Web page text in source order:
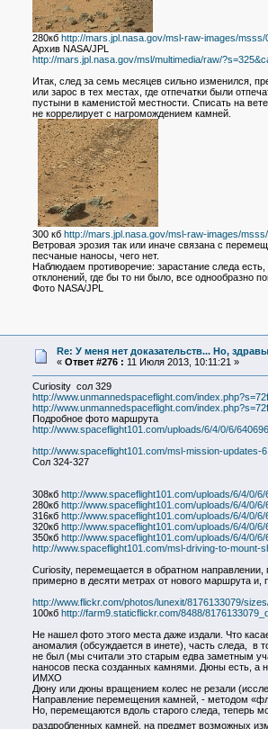
280кб http://mars.jpl.nasa.gov/msl-raw-images/
Архив NASA/JPL
http://mars.jpl.nasa.gov/msl/multimedia/raw/
Итак, след за семь месяцев сильно изменился,
или зарос в тех местах, где отпечатки были
пустыни в каменистой местности. Списать на
не коррелирует с нагромождением камней.
300 кб http://mars.jpl.nasa.gov/msl-raw-images/
Ветровая эрозия так или иначе связана с
песчаные наносы, чего нет.
Наблюдаем противоречие: зарастание следа
отклонений, где бы то ни было, все однообразно
Фото NASA/JPL
Re: У меня нет доказательств... Но,
« Ответ #276 : 11 Июля 2013, 10:11:21 »
Curiosity сол 329
http://www.unmannedspaceflight.com/
http://www.unmannedspaceflight.com/
Подробное фото маршрута
http://www.spaceflight101.com/uploads/6/4/0/6/
http://www.spaceflight101.com/msl-mission-updates-
Сол 324-327
308кб http://www.spaceflight101.com/uploads/6/4/0/
280кб http://www.spaceflight101.com/uploads/6/4/0/
316кб http://www.spaceflight101.com/uploads/6/4/0/
320кб http://www.spaceflight101.com/uploads/6/4/0/
350кб http://www.spaceflight101.com/uploads/6/4/0/
http://www.spaceflight101.com/msl-driving-to-mount-
Curiosity, перемещается в обратном направлении,
примерно в десяти метрах от нового маршрута
http://www.flickr.com/photos/lunexit/8176133079/
100кб http://farm9.staticflickr.com/8488/
Не нашел фото этого места даже издали. Что
аномалия (обсуждается в инете), часть следа, в
не был (мы считали это старым едва заметным
наносов песка созданных камнями. Дюны есть, а
ИМХО
Дюну или дюны вращением колес не резали
Направление перемещения камней, - методом
Но, перемещаются вдоль старого следа, теперь
раздробленных камней, на предмет возможных